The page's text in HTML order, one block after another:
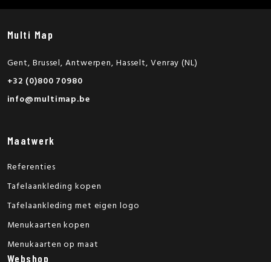
Multi Map
Gent, Brussel, Antwerpen, Hasselt, Venray (NL)
+32 (0)800 70980
info@multimap.be
Maatwerk
Referenties
Tafelaankleding kopen
Tafelaankleding met eigen logo
Menukaarten kopen
Menukaarten op maat
Webshop